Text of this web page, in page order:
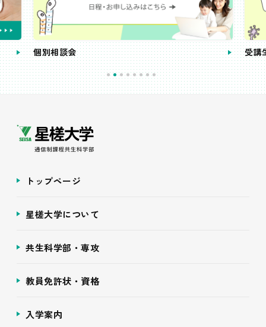
個別相談会 受講
トップページ
星槎大学について
共生科学部・専攻
教員免許状・資格
入学案内